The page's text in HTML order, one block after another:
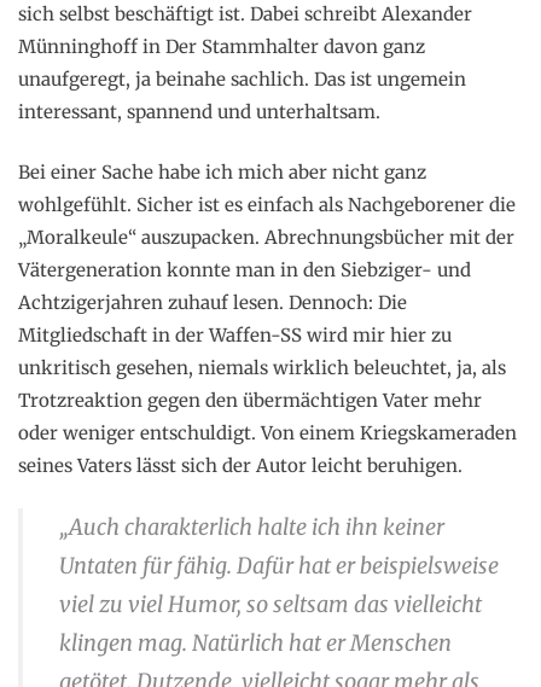
sich selbst beschäftigt ist. Dabei schreibt Alexander
Münninghoff in Der Stammhalter davon ganz
unaufgeregt, ja beinahe sachlich. Das ist ungemein
interessant, spannend und unterhaltsam.
Bei einer Sache habe ich mich aber nicht ganz
wohlgefühlt. Sicher ist es einfach als Nachgeborener die
„Moralkeule“ auszupacken. Abrechnungsbücher mit der
Vätergeneration konnte man in den Siebziger- und
Achtzigerjahren zuhauf lesen. Dennoch: Die
Mitgliedschaft in der Waffen-SS wird mir hier zu
unkritisch gesehen, niemals wirklich beleuchtet, ja, als
Trotzreaktion gegen den übermächtigen Vater mehr
oder weniger entschuldigt. Von einem Kriegskameraden
seines Vaters lässt sich der Autor leicht beruhigen.
„Auch charakterlich halte ich ihn keiner
Untaten für fähig. Dafür hat er beispielsweise
viel zu viel Humor, so seltsam das vielleicht
klingen mag. Natürlich hat er Menschen